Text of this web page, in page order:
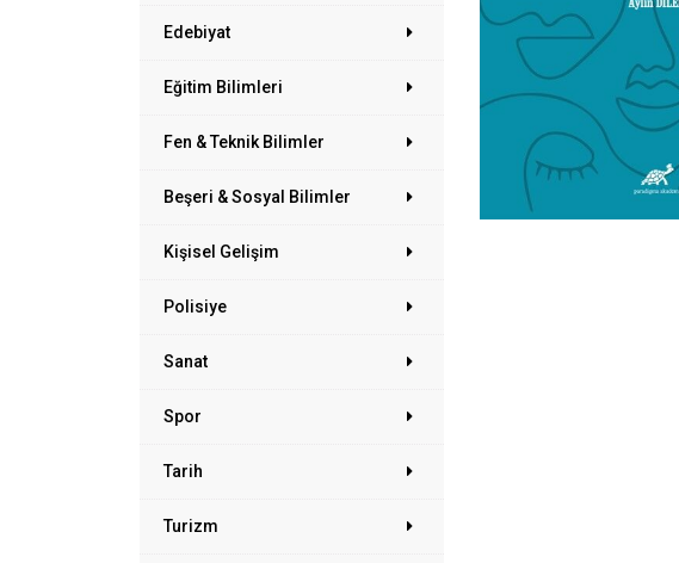
Edebiyat
Eğitim Bilimleri
Fen & Teknik Bilimler
Beşeri & Sosyal Bilimler
Kişisel Gelişim
Polisiye
Sanat
Spor
Tarih
Turizm